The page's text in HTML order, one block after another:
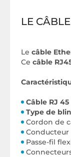
LE
Le câble
Ce câble
Câble RJ
Type de
Cordon de
Passe-fil